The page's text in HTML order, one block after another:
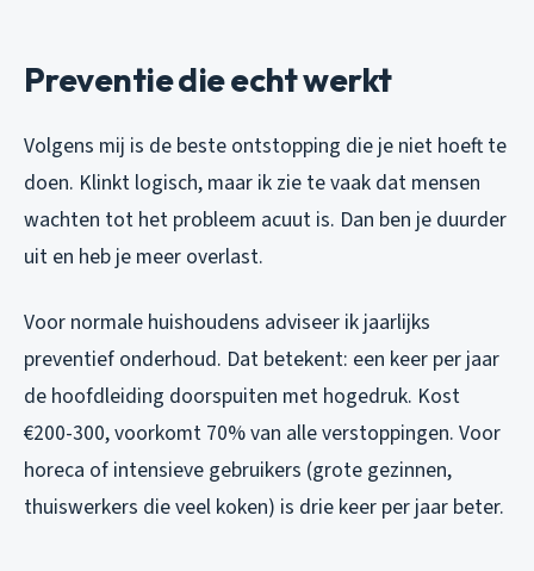
Preventie die echt werkt
Volgens mij is de beste ontstopping die je niet hoeft te
doen. Klinkt logisch, maar ik zie te vaak dat mensen
wachten tot het probleem acuut is. Dan ben je duurder
uit en heb je meer overlast.
Voor normale huishoudens adviseer ik jaarlijks
preventief onderhoud. Dat betekent: een keer per jaar
de hoofdleiding doorspuiten met hogedruk. Kost
€200-300, voorkomt 70% van alle verstoppingen. Voor
horeca of intensieve gebruikers (grote gezinnen,
thuiswerkers die veel koken) is drie keer per jaar beter.